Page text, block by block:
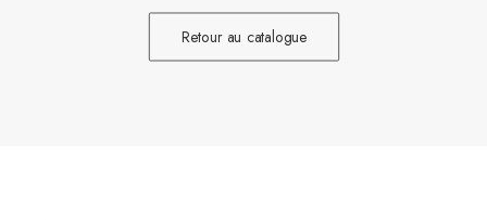
Retour au catalogue